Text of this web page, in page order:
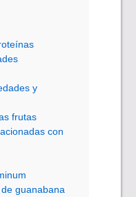
y
frutas
con
guanabana